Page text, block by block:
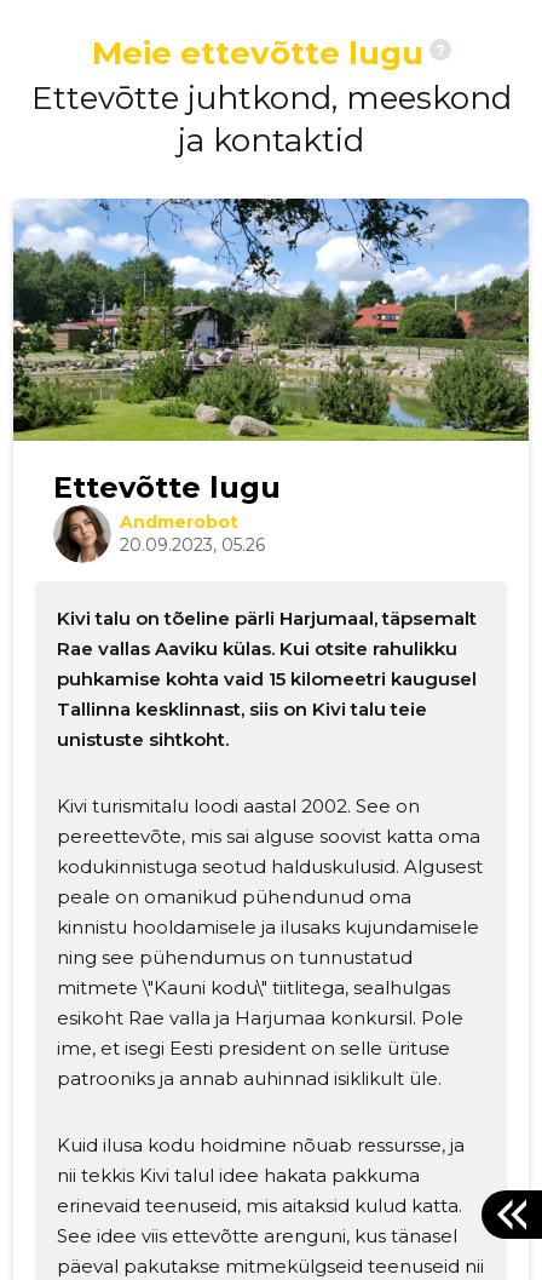
Meie ettevõtte lugu ?
Ettevōtte juhtkond, meeskond
ja kontaktid
Ettevõtte lugu
Andmerobot
20.09.2023, 05.26
Kivi talu on tõeline pärli Harjumaal, täpsemalt
Rae vallas Aaviku külas. Kui otsite rahulikku
puhkamise kohta vaid 15 kilomeetri kaugusel
Tallinna kesklinnast, siis on Kivi talu teie
unistuste sihtkoht.
Kivi turismitalu loodi aastal 2002. See on
pereettevõte, mis sai alguse soovist katta oma
kodukinnistuga seotud halduskulusid. Algusest
peale on omanikud pühendunud oma
kinnistu hooldamisele ja ilusaks kujundamisele
ning see pühendumus on tunnustatud
mitmete \"Kauni kodu\" tiitlitega, sealhulgas
esikoht Rae valla ja Harjumaa konkursil. Pole
ime, et isegi Eesti president on selle ürituse
patrooniks ja annab auhinnad isiklikult üle.
Kuid ilusa kodu hoidmine nõuab ressursse, ja
nii tekkis Kivi talul idee hakata pakkuma
erinevaid teenuseid, mis aitaksid kulud katta.
See idee viis ettevõtte arenguni, kus tänasel
päeval pakutakse mitmekülgseid teenuseid nii